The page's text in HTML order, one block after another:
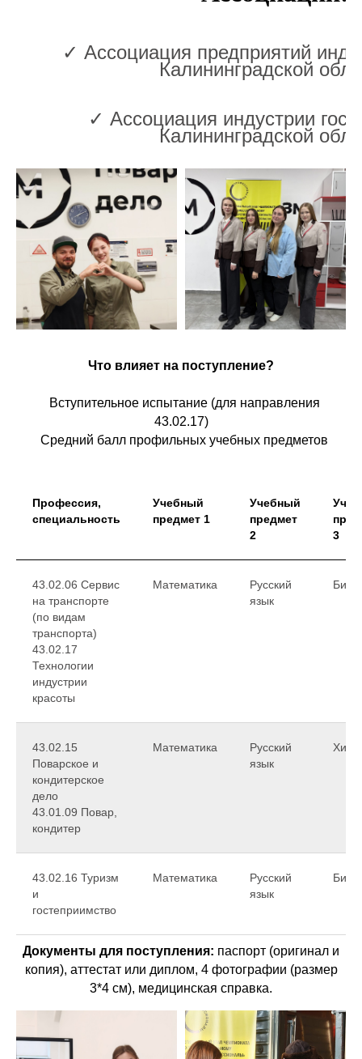
✓ Ассоциация предприятий
Калининградской
✓ Ассоциация индустрии
Калининградской
Что влияет на поступление?
Вступительное испытание (для направления
43.02.17)
Средний балл профильных учебных предметов
Профессия,
специальность
Учебный
предмет 1
Учебный
предмет
2
3
43.02.06 Сервис
на транспорте
(по видам
транспорта)
43.02.17
Технологии
индустрии
красоты
Математика
Русский
язык
43.02.15
Поварское и
кондитерское
дело
43.01.09 Повар,
кондитер
Математика
Русский
язык
43.02.16 Туризм
и
гостеприимство
Математика
Русский
язык
Документы для поступления: паспорт (оригинал и
копия), аттестат или диплом, 4 фотографии (размер
3*4 см), медицинская справка.